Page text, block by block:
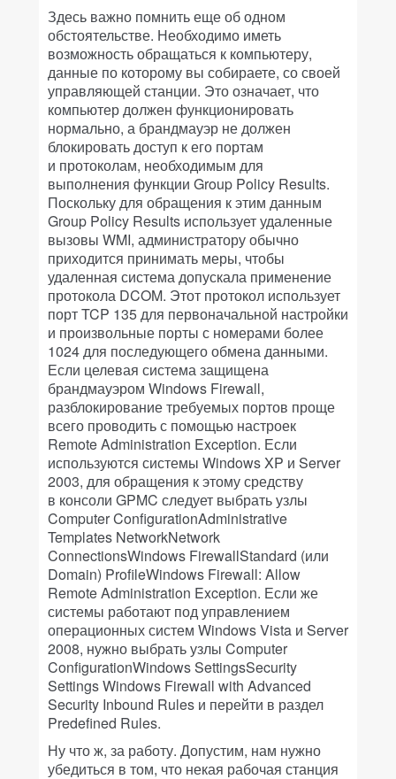
Здесь важно помнить еще об одном
обстоятельстве. Необходимо иметь
возможность обращаться к компьютеру,
данные по которому вы собираете, со своей
управляющей станции. Это означает, что
компьютер должен функционировать
нормально, а брандмауэр не должен
блокировать доступ к его портам
и протоколам, необходимым для
выполнения функции Group Policy Results.
Поскольку для обращения к этим данным
Group Policy Results использует удаленные
вызовы WMI, администратору обычно
приходится принимать меры, чтобы
удаленная система допускала применение
протокола DCOM. Этот протокол использует
порт TCP 135 для первоначальной настройки
и произвольные порты с номерами более
1024 для последующего обмена данными.
Если целевая система защищена
брандмауэром Windows Firewall,
разблокирование требуемых портов проще
всего проводить с помощью настроек
Remote Administration Exception. Если
используются системы Windows XP и Server
2003, для обращения к этому средству
в консоли GPMC следует выбрать узлы
Computer ConfigurationAdministrative
Templates NetworkNetwork
ConnectionsWindows FirewallStandard (или
Domain) ProfileWindows Firewall: Allow
Remote Administration Exception. Если же
системы работают под управлением
операционных систем Windows Vista и Server
2008, нужно выбрать узлы Computer
ConfigurationWindows SettingsSecurity
Settings Windows Firewall with Advanced
Security Inbound Rules и перейти в раздел
Predefined Rules.
Ну что ж, за работу. Допустим, нам нужно
убедиться в том, что некая рабочая станция